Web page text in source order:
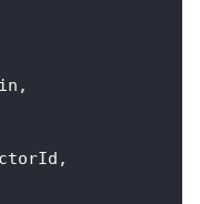
,
,